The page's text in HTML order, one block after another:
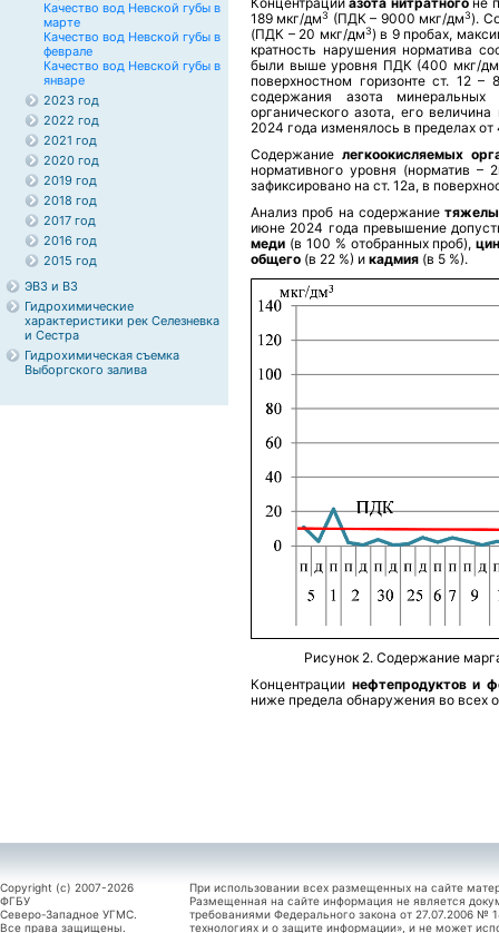
Качество вод Невской губы в
марте
Качество вод Невской губы в
феврале
Качество вод Невской губы в
январе
2023 год
2022 год
2021 год
2020 год
2019 год
2018 год
2017 год
2016 год
2015 год
ЭВЗ и ВЗ
Гидрохимические
характеристики рек Селезневка
и Сестра
Гидрохимическая съемка
Выборгского залива
189 мкг/дм3 (ПДК – 9000 мкг/дм3).
(ПДК – 20 мкг/дм3) в 9 пробах,
кратность нарушения норматива
были выше уровня ПДК (400 мкг/дм
поверхностном горизонте ст. 12 –
содержания азота
органического азота, его
2024 года изменялось в пределах
Содержание легкоокисляемых
нормативного уровня (норматив –
зафиксировано на ст. 12а, в
Анализ проб на содержание
июне 2024 года превышение
меди (в 100 % отобранных проб),
общего (в 22 %) и кадмия (в 5 %).
Рисунок 2. Содержание
Концентрации нефтепродуктов и
ниже предела обнаружения во всех
Copyright (c) 2007-2026
ФГБУ
Северо-Западное УГМС.
Все права защищены.
При использовании всех размещенных на сайте
Размещенная на сайте информация не является
требованиями Федерального закона от 27.07.2006
технологиях и о защите информации», и не может